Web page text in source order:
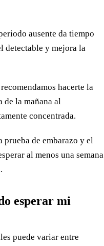
ausente da tiempo
detectable y mejora la
hacerte la
de la mañana al
concentrada.
prueba de embarazo y el
al menos una semana
esperar mi
puede variar entre